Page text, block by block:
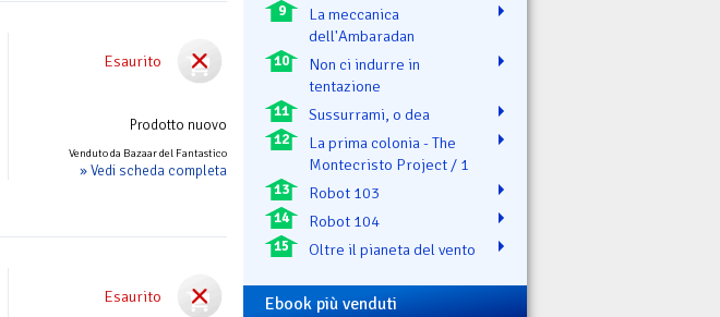
Esaurito
Prodotto nuovo
Venduto da Bazaar del Fantastico
» Vedi scheda completa
Esaurito
9
La meccanica
dell'Ambaradan
10
Non ci indurre in
tentazione
11 Sussurrami, o dea
12
La prima colonia - The
Montecristo Project / 1
13 Robot 103
14 Robot 104
15 Oltre il pianeta del vento
Ebook più venduti